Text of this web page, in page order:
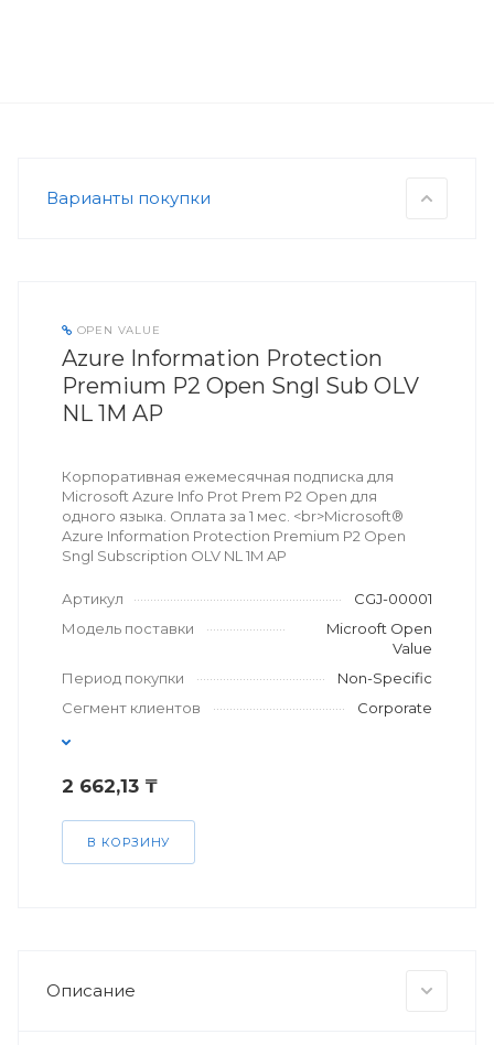
Варианты покупки
OPEN VALUE
Azure Information Protection
Premium P2 Open Sngl Sub OLV
NL 1M AP
Корпоративная ежемесячная подписка для
Microsoft Azure Info Prot Prem P2 Open для
одного языка. Оплата за 1 мес. <br>Microsoft®
Azure Information Protection Premium P2 Open
Sngl Subscription OLV NL 1M AP
Артикул
CGJ-00001
Модель поставки
Microoft Open
Value
Период покупки
Non-Specific
Сегмент клиентов
Corporate
2 662,13 ₸
В КОРЗИНУ
Описание